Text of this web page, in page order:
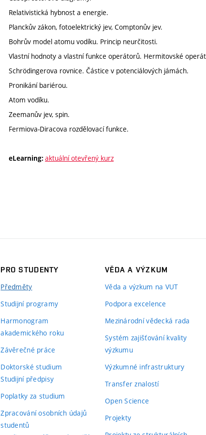
Relativistická hybnost a energie.
Planckův zákon, fotoelektrický jev, Comptonův jev.
Bohrův model atomu vodíku. Princip neurčitosti.
Vlastní hodnoty a vlastní funkce operátorů. Hermitovské
Schrödingerova rovnice. Částice v potenciálových jámách.
Pronikání bariérou.
Atom vodíku.
Zeemanův jev, spin.
Fermiova-Diracova rozdělovací funkce.
eLearning: aktuální otevřený kurz
PRO STUDENTY
Předměty
Studijní programy
Harmonogram
akademického roku
Závěrečné práce
Doktorské studium
Studijní předpisy
Poplatky za studium
Zpracování osobních údajů
studentů
VĚDA A VÝZKUM
Věda a výzkum na VUT
Podpora excelence
Mezinárodní vědecká rada
Systém zajišťování kvality
výzkumu
Výzkumné infrastruktury
Transfer znalostí
Open Science
Projekty